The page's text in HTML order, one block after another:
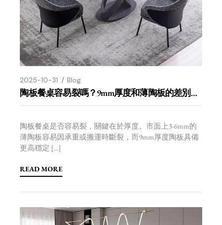
2025-10-31 Blog
陶板餐桌容易裂嗎？9mm厚度和薄陶板的差別在這裡
陶板餐桌是否容易裂，關鍵在於厚度。市面上3-6mm的
薄陶板容易因承重或搬運時斷裂，而9mm厚度陶板具備
更高穩定 […]
READ MORE